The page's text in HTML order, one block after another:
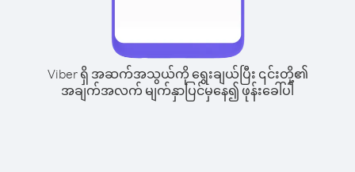
Viber ရှိ အဆက်အသွယ်ကို ရွေးချယ်ပြီး ၎င်းတို့၏
အချက်အလက် မျက်နှာပြင်မှနေ၍ ဖုန်းခေါ်ပါ